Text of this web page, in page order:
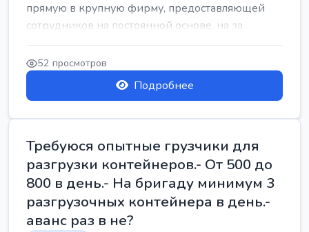
прямую в крупную фирму, предоставляющей
сотрудников на постоянной основе, на за...
52 просмотров
Подробнее
Требуюся опытные грузчики для
разгрузки контейнеров.- От 500 до
800 в день.- На бригаду минимум 3
разгрузочных контейнера в день.-
аванс раз в не?